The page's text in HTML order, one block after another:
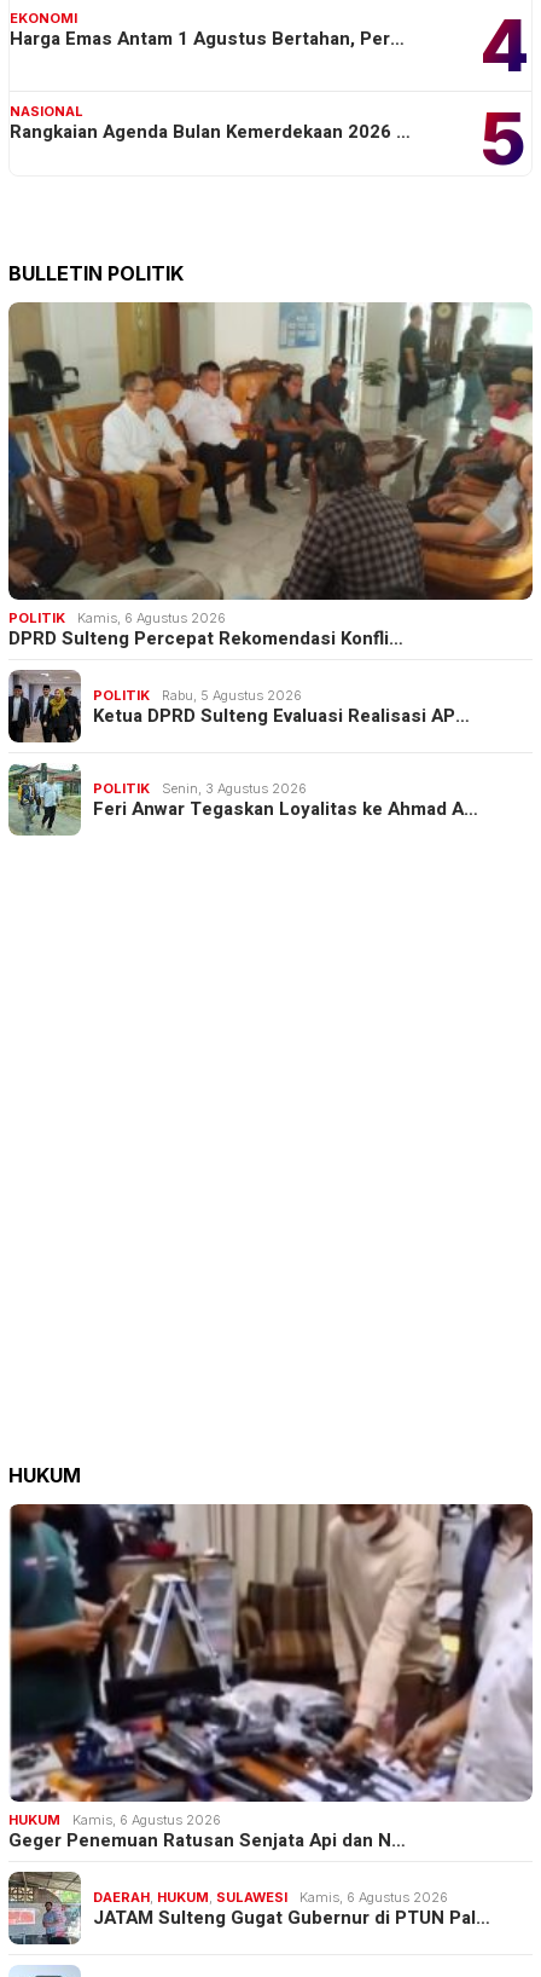
4
EKONOMI
Harga Emas Antam 1 Agustus Bertahan, Per…
5
NASIONAL
Rangkaian Agenda Bulan Kemerdekaan 2026 …
BULLETIN POLITIK
POLITIK Kamis, 6 Agustus 2026
DPRD Sulteng Percepat Rekomendasi Konfli…
POLITIK Rabu, 5 Agustus 2026
Ketua DPRD Sulteng Evaluasi Realisasi AP…
POLITIK Senin, 3 Agustus 2026
Feri Anwar Tegaskan Loyalitas ke Ahmad A…
HUKUM
HUKUM Kamis, 6 Agustus 2026
Geger Penemuan Ratusan Senjata Api dan N…
DAERAH, HUKUM, SULAWESI Kamis, 6 Agustus 2026
JATAM Sulteng Gugat Gubernur di PTUN Pal…